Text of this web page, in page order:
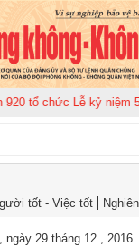
tổ chức Lễ kỷ niệm 50
tốt - Việc tốt
29 tháng 12 , 2016